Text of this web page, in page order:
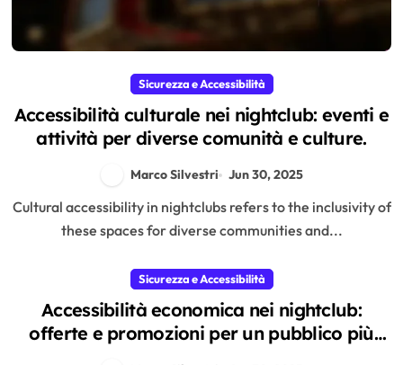
Sicurezza e Accessibilità
Accessibilità culturale nei nightclub: eventi e
attività per diverse comunità e culture.
Marco Silvestri Jun 30, 2025
Cultural accessibility in nightclubs refers to the inclusivity of
these spaces for diverse communities and...
Sicurezza e Accessibilità
Accessibilità economica nei nightclub:
offerte e promozioni per un pubblico più